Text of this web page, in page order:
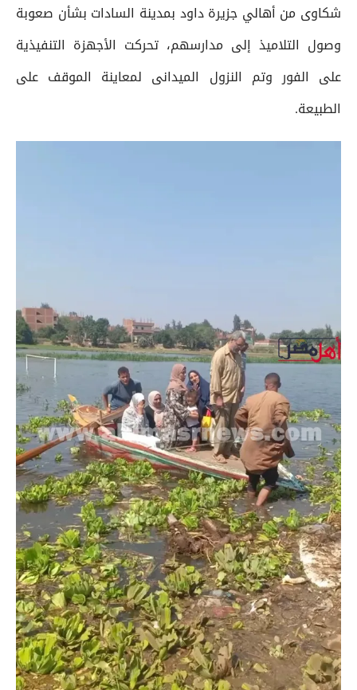
شكاوى من أهالي جزيرة داود بمدينة السادات بشأن صعوبة
وصول التلاميذ إلى مدارسهم، تحركت الأجهزة التنفيذية
على الفور وتم النزول الميدانى لمعاينة الموقف على
الطبيعة.